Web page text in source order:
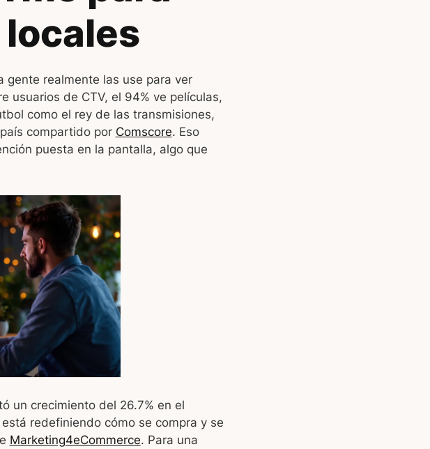
gente realmente las use para ver
usuarios de CTV, el 94% ve películas,
como el rey de las transmisiones,
compartido por Comscore. Eso
puesta en la pantalla, algo que
un crecimiento del 26.7% en el
redefiniendo cómo se compra y se
Marketing4eCommerce. Para una